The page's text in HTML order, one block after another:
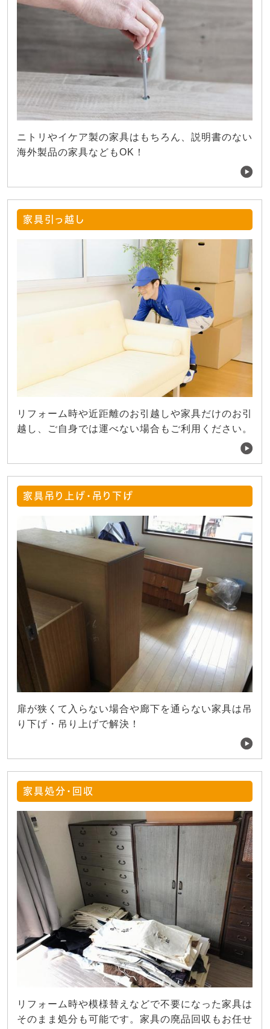
ニトリやイケア製の家具はもちろん、説明書のない
海外製品の家具などもOK！
家具引っ越し
リフォーム時や近距離のお引越しや家具だけのお引
越し、ご自身では運べない場合もご利用ください。
家具吊り上げ・吊り下げ
扉が狭くて入らない場合や廊下を通らない家具は吊
り下げ・吊り上げで解決！
家具処分・回収
リフォーム時や模様替えなどで不要になった家具は
そのまま処分も可能です。家具の廃品回収もお任せ